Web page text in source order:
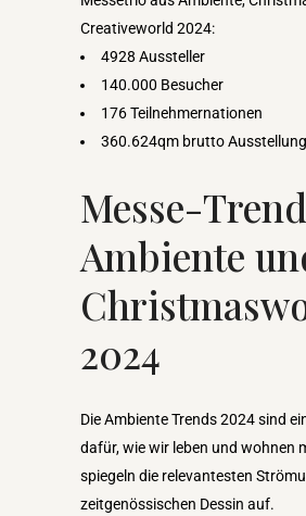
Creativeworld 2024:
4928 Aussteller
140.000 Besucher
176 Teilnehmernationen
360.624qm brutto
Messe-
Ambiente
2024
Die Ambiente Trends 2024 sind
dafür, wie wir leben und wohnen
spiegeln die relevantesten
zeitgenössischen Dessin auf.